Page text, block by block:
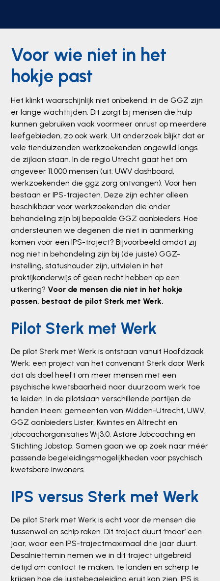
Voor wie niet in het
hokje past
Het klinkt waarschijnlijk niet onbekend: in de GGZ zijn
er lange wachttijden. Dit zorgt bij mensen die hulp
kunnen gebruiken vaak voormeer onrust op meerdere
leefgebieden, zo ook werk. Uit onderzoek blijkt dat er
vele tienduizenden werkzoekenden ongewild langs
de zijlaan staan. In de regio Utrecht gaat het om
ongeveer 11.000 mensen (uit: UWV dashboard,
werkzoekenden die ggz zorg ontvangen). Voor hen
bestaan er IPS-trajecten. Deze zijn echter alleen
beschikbaar voor werkzoekenden die onder
behandeling zijn bij bepaalde GGZ aanbieders. Hoe
ondersteunen we degenen die niet in aanmerking
komen voor een IPS-traject? Bijvoorbeeld omdat zij
nog niet in behandeling zijn bij (de juiste) GGZ-
instelling, statushouder zijn, uitvielen in het
praktijkonderwijs of geen recht hebben op een
uitkering? Voor de mensen die niet in het hokje
passen, bestaat de pilot Sterk met Werk.
Pilot Sterk met Werk
De pilot Sterk met Werk is ontstaan vanuit Hoofdzaak
Werk: een project van het convenant Sterk door Werk
dat als doel heeft om meer mensen met een
psychische kwetsbaarheid naar duurzaam werk toe
te leiden. In de pilotslaan verschillende partijen de
handen ineen: gemeenten van Midden-Utrecht, UWV,
GGZ aanbieders Lister, Kwintes en Altrecht en
jobcoachorganisaties Wij3.0, Astare Jobcoaching en
Stichting Jobstap. Samen gaan we op zoek naar méér
passende begeleidingsmogelijkheden voor psychisch
kwetsbare inwoners.
IPS versus Sterk met Werk
De pilot Sterk met Werk is echt voor de mensen die
tussenwal en schip raken. Dit traject duurt ‘maar’ een
jaar, waar een IPS-trajectmaximaal drie jaar duurt.
Desalniettemin nemen we in dit traject uitgebreid
detijd om contact te maken, te landen en scherp te
krijgen hoe de juistebegeleiding eruit kan zien. IPS is